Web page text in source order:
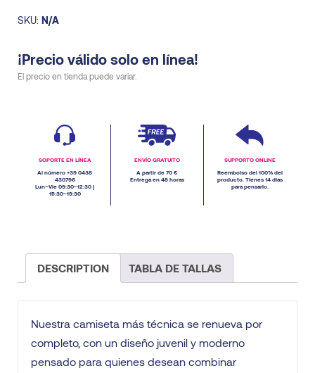
SKU: N/A
¡Precio válido solo en línea!
El precio en tienda puede variar.
SOPORTE EN LÍNEA
Al número +39 0438
430796
Lun–Vie 09:30–12:30 |
15:30–19:30
ENVÍO GRATUITO
A partir de 70 €
Entrega en 48 horas
SUPPORTO ONLINE
Reembolso del 100% del
producto. Tienes 14 días
para pensarlo.
DESCRIPTION TABLA DE TALLAS
Nuestra camiseta más técnica se renueva por
completo, con un diseño juvenil y moderno
pensado para quienes desean combinar